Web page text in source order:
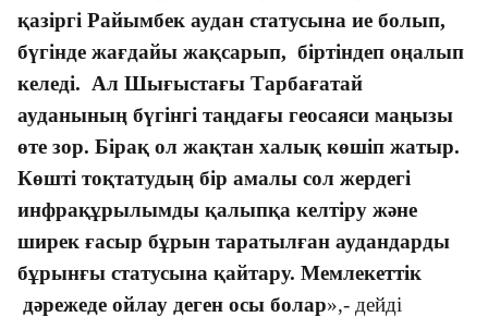
қазіргі Райымбек аудан статусына ие болып,
бүгінде жағдайы жақсарып, біртіндеп оңалып
келеді. Ал Шығыстағы Тарбағатай
ауданының бүгінгі таңдағы геосаяси маңызы
өте зор. Бірақ ол жақтан халық көшіп жатыр.
Көшті тоқтатудың бір амалы сол жердегі
инфрақұрылымды қалыпқа келтіру және
ширек ғасыр бұрын таратылған аудандарды
бұрынғы статусына қайтару. Мемлекеттік
дәрежеде ойлау деген осы болар»,- дейді